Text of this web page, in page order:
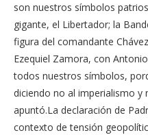
son nuestros símbolos
gigante, el Libertador; la
figura del comandante
Ezequiel Zamora, con
todos nuestros símbolos,
diciendo no al imperialismo y
apuntó.La declaración de
contexto de tensión